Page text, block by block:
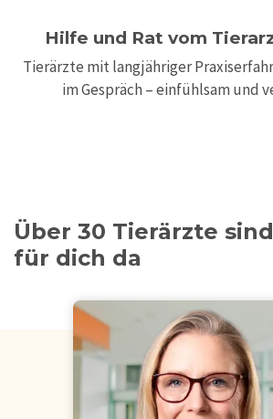
Hilfe und Rat vom
Tierärzte mit langjähriger
im Gespräch – einfühlsam und
Über 30 Tierärzte
für dich da